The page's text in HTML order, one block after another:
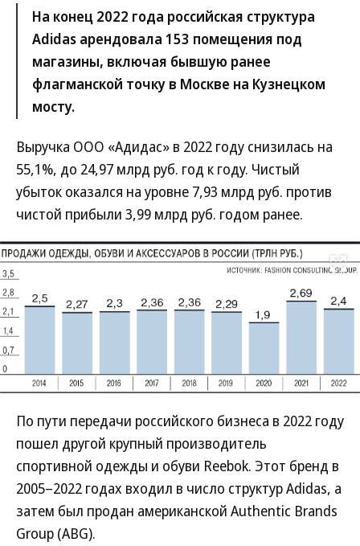
На конец 2022 года российская структура
Adidas арендовала 153 помещения под
магазины, включая бывшую ранее
флагманской точку в Москве на Кузнецком
мосту.
Выручка ООО «Адидас» в 2022 году снизилась на
55,1%, до 24,97 млрд руб. год к году. Чистый
убыток оказался на уровне 7,93 млрд руб. против
чистой прибыли 3,99 млрд руб. годом ранее.
Развернуть
По пути передачи российского бизнеса в 2022 году
пошел другой крупный производитель
спортивной одежды и обуви Reebok. Этот бренд в
2005–2022 годах входил в число структур Adidas, а
затем был продан американской Authentic Brands
Group (ABG).